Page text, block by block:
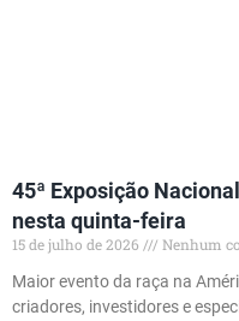
45ª Exposição
nesta quinta-feira
15 de julho de 2026
Nenhum
Maior evento da raça na
criadores, investidores e